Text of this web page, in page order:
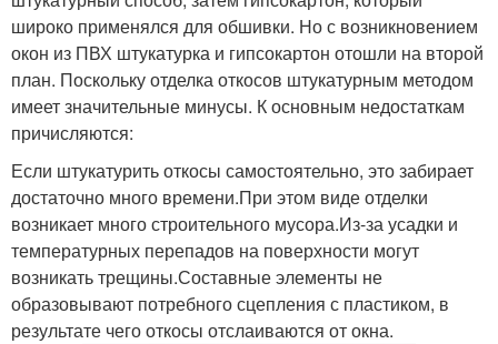
широко применялся для обшивки. Но с возникновением
окон из ПВХ штукатурка и гипсокартон отошли на второй
план. Поскольку отделка откосов штукатурным методом
имеет значительные минусы. К основным недостаткам
причисляются:
Если штукатурить откосы самостоятельно, это забирает
достаточно много времени.При этом виде отделки
возникает много строительного мусора.Из-за усадки и
температурных перепадов на поверхности могут
возникать трещины.Составные элементы не
образовывают потребного сцепления с пластиком, в
результате чего откосы отслаиваются от окна.